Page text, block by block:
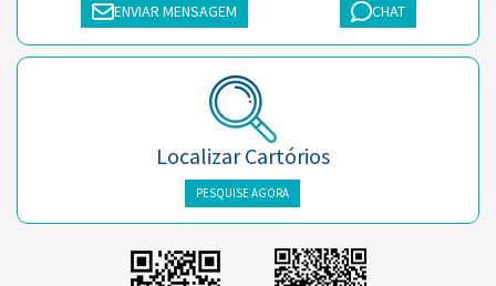
ENVIAR MENSAGEM CHAT
Localizar Cartórios
PESQUISE AGORA